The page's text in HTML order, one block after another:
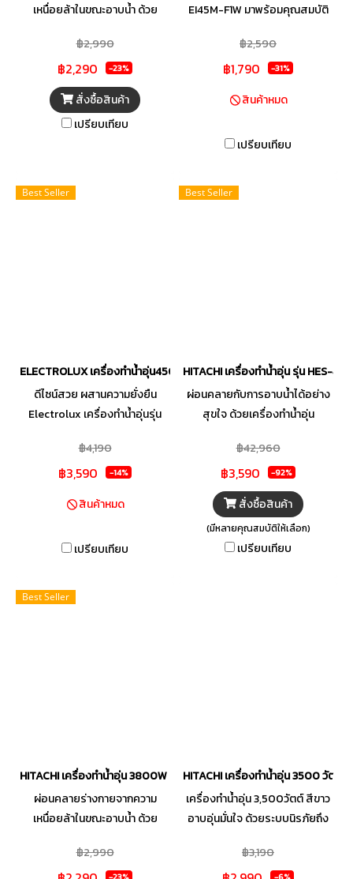
เหนื่อยล้าในขณะอาบน้ำ ด้วย
มาตรฐานระดับสากล ตัวเครื่อง
ผลิตจากพลาสติกประเภทพิเศษ
เกรดไม่ลามติดไฟ พร้อมดีไซน์
กะทัดรัด บางเฉียบ และเรียบหรู
เพิ่มสีเมทัลลิกพิเศษให้ความ
ได้ทุกสไตล์ ไม่ว่าจะเป็นบ้านพัก
฿2,990
฿2,290 -23%
สั่งซื้อสินค้า
เปรียบเทียบ
EI45M-F1W มาพร้อมคุณสมบัติ
เทคโนโลยีระบบฉนวนล้ำสมัยที่
ป้องกันกระแสไฟฟ้ารั่วไหล ไป
ช่วยลดความเสี่ยงที่จะเกิดการไหม้
Nylon Fibre ที่ผ่านการทดสอบ
มั่นใจได้ในประสบการณ์การอาบ
฿2,590
฿1,790 -31%
สินค้าหมด
เปรียบเทียบ
Best Seller
ELECTROLUX เครื่องทำน้ำอุ่น4500W+ราวสไลด์ สีขาว Series500 รุ่น
ดีไซน์สวย ผสานความยั่งยืน
Electrolux เครื่องทำน้ำอุ่นรุ่น
EWE451QX-W4 เครื่องทำน้ำอุ่นอี
เลคโทรลักซ์ออกแบบสวยงาม
ถึงความยั่งยืนด้วยตัวเครื่องที่
ดีไซน์เพรียวบาง โค้งมนให้ลุค
ตกแต่ง ใช้งานง่ายพร้อมไฟ LED 3
฿4,190
฿3,590 -14%
สินค้าหมด
เปรียบเทียบ
Best Seller
HITACHI เครื่องทำน้ำอุ่น รุ่น HES-
ผ่อนคลายกับการอาบน้ำได้อย่าง
สุขใจ ด้วยเครื่องทำน้ำอุ่น
จากทองแดงคุณภาพสูง ทนทาน
ต่อความร้อนได้ดี ใช้งานได้อย่างมี
ประสิทธิภาพและปลอดภัยด้วย
ระบบตัดไฟอัตโนมัติหากน้ำมี
อุณหภูมิสูงเกินหรือมีกระแสไฟรั่ว
ผ่อนคลายเสมือนการทำสปาด้วย
฿42,960
฿3,590 -92%
สั่งซื้อสินค้า
(มีหลายคุณสมบัติให้เลือก)
เปรียบเทียบ
Best Seller
HITACHI เครื่องทำน้ำอุ่น 3800W สีขาว รุ่นHES-38G
ผ่อนคลายร่างกายจากความ
เหนื่อยล้าในขณะอาบน้ำ ด้วย
มาตรฐานระดับสากล ตัวเครื่อง
฿2,990
-23%
HITACHI เครื่องทำน้ำอุ่น 3500 วัตต์
เครื่องทำน้ำอุ่น 3,500วัตต์ สีขาว
อาบอุ่นมั่นใจ ด้วยระบบนิรภัยถึง
วัสดุชนิดพิเศษ สามารถอาบน้ำ
฿3,190
-6%